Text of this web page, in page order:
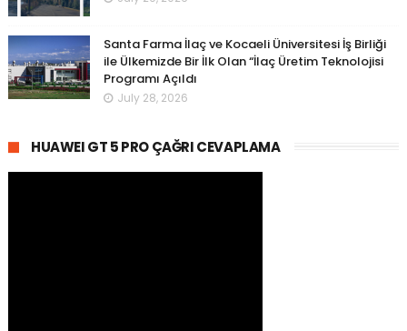
Santa Farma İlaç ve Kocaeli Üniversitesi İş Birliği
ile Ülkemizde Bir İlk Olan “İlaç Üretim Teknolojisi
Programı Açıldı
July 28, 2026
HUAWEI GT 5 PRO ÇAĞRI CEVAPLAMA